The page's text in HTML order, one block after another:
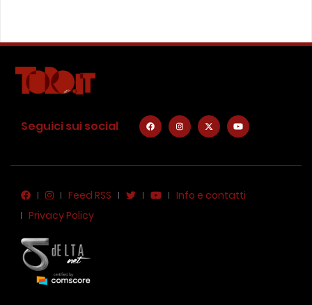
Seguici sui social
Feed RSS
Info e contatti
Privacy Policy